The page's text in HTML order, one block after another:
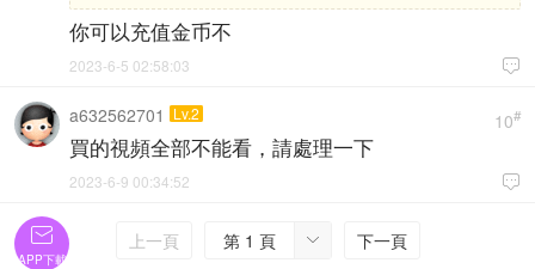
你可以充值金币不

2023-6-5 02:58:03
10#
a632562701 Lv.2
買的視頻全部不能看，請處理一下

2023-6-9 00:34:52
上一頁 
第 1 頁 下一頁

APP下載